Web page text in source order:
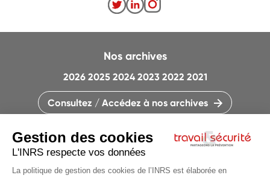
CONTACTEZ LA RÉDACTION
Nos archives
2026 2025 2024 2023 2022 2021
Consultez / Accédez à nos archives